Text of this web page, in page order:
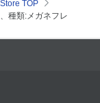
TOP
種類:メガネフレ